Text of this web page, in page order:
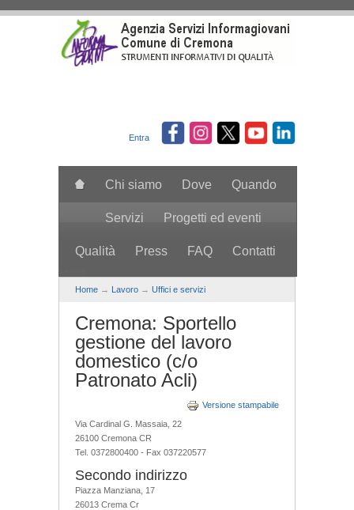
Entra
Chi siamo Dove Quando
Servizi Progetti ed eventi
Qualità Press FAQ Contatti
Home → Lavoro → Uffici e servizi
Cremona: Sportello
gestione del lavoro
domestico (c/o
Patronato Acli)
Versione stampabile
Via Cardinal G. Massaia, 22
26100 Cremona CR
Tel. 0372800400 - Fax 037220577
Secondo indirizzo
Piazza Manziana, 17
26013 Crema Cr